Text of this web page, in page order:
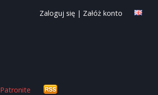
Zaloguj się | Załóż konto
Patronite